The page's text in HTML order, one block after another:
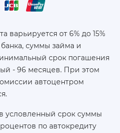
варьируется от 6% до 15%
суммы займа и
срок погашения
- 96 месяцев. При этом
автоцентром
условленный срок суммы
по автокредиту